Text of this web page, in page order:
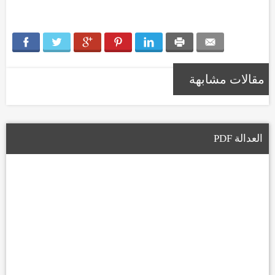
مقالات مشابهة
العدالة PDF